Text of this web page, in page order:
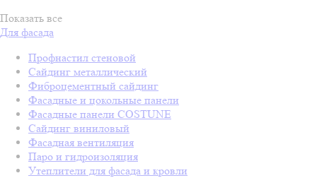
Показать все
Для фасада
Профнастил стеновой
Сайдинг металлический
Фиброцементный сайдинг
Фасадные и цокольные панели
Фасадные панели COSTUNE
Сайдинг виниловый
Фасадная вентиляция
Паро и гидроизоляция
Утеплители для фасада и кровли